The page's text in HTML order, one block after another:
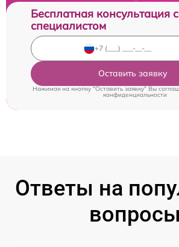
Бесплатная консультация
специалистом
Оставить заявку
Нажимая на кнопку "Оставить заявку" Вы
конфиденциальности
Ответы на
вопросы